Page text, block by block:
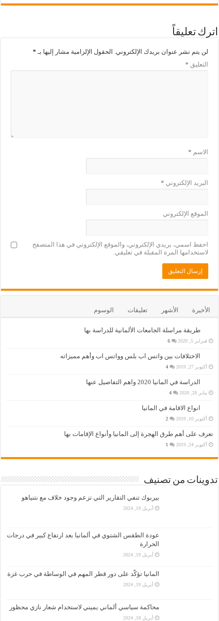
اترك تعليقاً
لن يتم نشر عنوان بريدك الإلكتروني. الحقول الإلزامية مشار إليها بـ *
التعليق *
الاسم *
البريد الإلكتروني *
الموقع الإلكتروني
احفظ اسمي، بريدي الإلكتروني، والموقع الإلكتروني في هذا المتصفح
لاستخدامها المرة المقبلة في تعليقي.
الأخيرة الأشهر تعليقات الوسوم
طريقة مراسلة الجامعات الألمانية للدراسة بها
فبراير 5, 2020 6
الاختلافات بين واتس اب بلس وواتس اب وأهم مميزاته
أكتوبر 27, 2019 4
الدراسة في المانيا 2020 واهم التفاصيل عنها
يناير 28, 2020 4
انواع الاقامة في المانيا
أكتوبر 10, 2019 2
تعرف على أهم طرق الهجرة إلى المانيا وأنواع الإقامات بها
أكتوبر 24, 2019 1
تدوينات من تصنيف
بيربوك تنفي التقارير التي تزعم وجود خلاف مع نتنياهو
أبريل 19, 2024
عودة الطقس الشتوي في ألمانيا بعد ارتفاع كبير في درجات
الحرارة
أبريل 19, 2024
المانيا تؤكّد على دور قطر المهم في الوساطة في حرب غزة
أبريل 19, 2024
محاكمة سياسي ألماني يميني لاستخدام شعار نازي محظور
أبريل 18, 2024